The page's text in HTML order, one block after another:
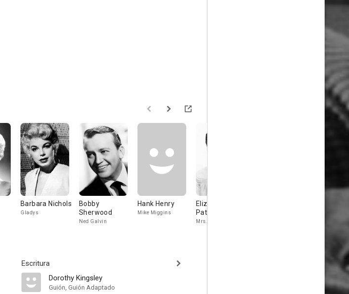
Barbara Nichols
Gladys
Bobby
Sherwood
Ned Galvin
Hank Henry
Mike Miggins
Elizabeth
Patterson
Mrs. Casey
Escritura
Dorothy Kingsley
Guión, Guión Adaptado